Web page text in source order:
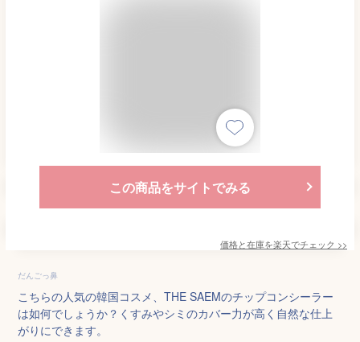
この商品をサイトでみる
価格と在庫を楽天でチェック >>
だんごっ鼻
こちらの人気の韓国コスメ、THE SAEMのチップコンシーラー
は如何でしょうか？くすみやシミのカバー力が高く自然な仕上
がりにできます。